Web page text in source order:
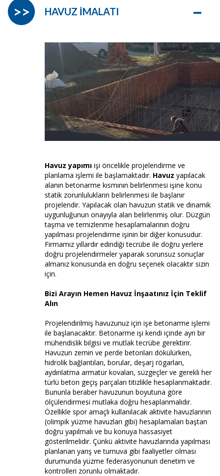
HAVUZ İMALATI –
>>
Havuz yapımı işi öncelikle projelendirme ve
planlama işlemi ile başlamaktadır. Havuz yapılacak
alanın betonarme kısmının belirlenmesi işine konu
statik zorunlulukların belirlenmesi ile başlanır
projelendir. Yapılacak olan havuzun statik ve dinamik
uygunluğunun onayıyla alan belirlenmiş olur. Düzgün
taşma ve temizlenme hesaplamalarının doğru
yapılması projelendirme işinin bir diğer konusudur.
Firmamız yıllardır edindiği tecrübe ile doğru yerlere
doğru projelendirmeler yaparak sorunsuz sonuçlar
almanız konusunda en doğru seçenek olacaktır sizin
için.
Bizi Arayın Hemen Havuz İnşaatınız İçin Teklif
Alın
Projelendirilmiş havuzunuz için işe betonarme işlemi
ile başlanacaktır. Betonarme işi kendi içinde ayrı bir
mühendislik bilgisi ve mutlak tecrübe gerektirir.
Havuzun zemin ve perde betonları dökülürken,
hidrolik bağlantıları, borular, deşarj rögarları,
aydınlatma armatür kovaları, süzgeçler ve gerekli her
türlü beton geçiş parçaları titizlikle hesaplanmaktadır.
Bununla beraber havuzunun boyutuna göre
ölçülendirmesi mutlaka doğru hesaplanmalıdır.
Özellikle spor amaçlı kullanılacak aktivite havuzlarının
(olimpik yüzme havuzları gibi) hesaplamaları baştan
doğru yapılmalı ve bu konuya hassasiyet
gösterilmelidir. Çünkü aktivite havuzlarında yapılması
planlanan yarış ve turnuva gibi faaliyetler olması
durumunda yüzme federasyonunun denetim ve
kontrolleri zorunlu olmaktadır.